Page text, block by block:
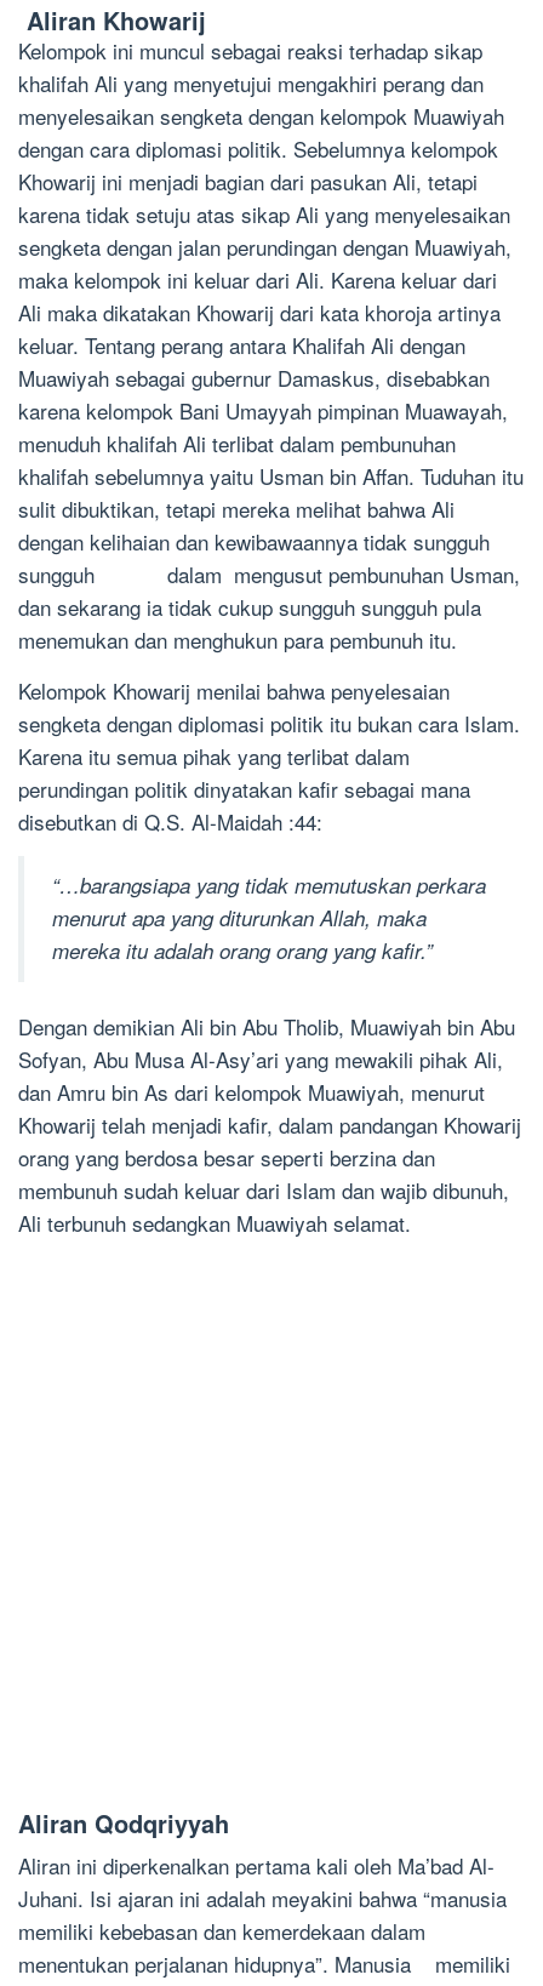
Aliran Khowarij
Kelompok ini muncul sebagai reaksi terhadap sikap
khalifah Ali yang menyetujui mengakhiri perang dan
menyelesaikan sengketa dengan kelompok Muawiyah
dengan cara diplomasi politik. Sebelumnya kelompok
Khowarij ini menjadi bagian dari pasukan Ali, tetapi
karena tidak setuju atas sikap Ali yang menyelesaikan
sengketa dengan jalan perundingan dengan Muawiyah,
maka kelompok ini keluar dari Ali. Karena keluar dari
Ali maka dikatakan Khowarij dari kata khoroja artinya
keluar. Tentang perang antara Khalifah Ali dengan
Muawiyah sebagai gubernur Damaskus, disebabkan
karena kelompok Bani Umayyah pimpinan Muawayah,
menuduh khalifah Ali terlibat dalam pembunuhan
khalifah sebelumnya yaitu Usman bin Affan. Tuduhan itu
sulit dibuktikan, tetapi mereka melihat bahwa Ali
dengan kelihaian dan kewibawaannya tidak sungguh
sungguh dalam mengusut pembunuhan Usman,
dan sekarang ia tidak cukup sungguh sungguh pula
menemukan dan menghukun para pembunuh itu.
Kelompok Khowarij menilai bahwa penyelesaian
sengketa dengan diplomasi politik itu bukan cara Islam.
Karena itu semua pihak yang terlibat dalam
perundingan politik dinyatakan kafir sebagai mana
disebutkan di Q.S. Al-Maidah :44:
“…barangsiapa yang tidak memutuskan perkara
menurut apa yang diturunkan Allah, maka
mereka itu adalah orang orang yang kafir.”
Dengan demikian Ali bin Abu Tholib, Muawiyah bin Abu
Sofyan, Abu Musa Al-Asy’ari yang mewakili pihak Ali,
dan Amru bin As dari kelompok Muawiyah, menurut
Khowarij telah menjadi kafir, dalam pandangan Khowarij
orang yang berdosa besar seperti berzina dan
membunuh sudah keluar dari Islam dan wajib dibunuh,
Ali terbunuh sedangkan Muawiyah selamat.
Aliran Qodqriyyah
Aliran ini diperkenalkan pertama kali oleh Ma’bad Al-
Juhani. Isi ajaran ini adalah meyakini bahwa “manusia
memiliki kebebasan dan kemerdekaan dalam
menentukan perjalanan hidupnya”. Manusia memiliki